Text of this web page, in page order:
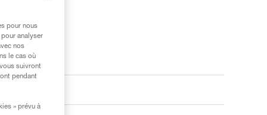
pour nous
analyser
nos
le cas où
suivront
pendant
» prévu à